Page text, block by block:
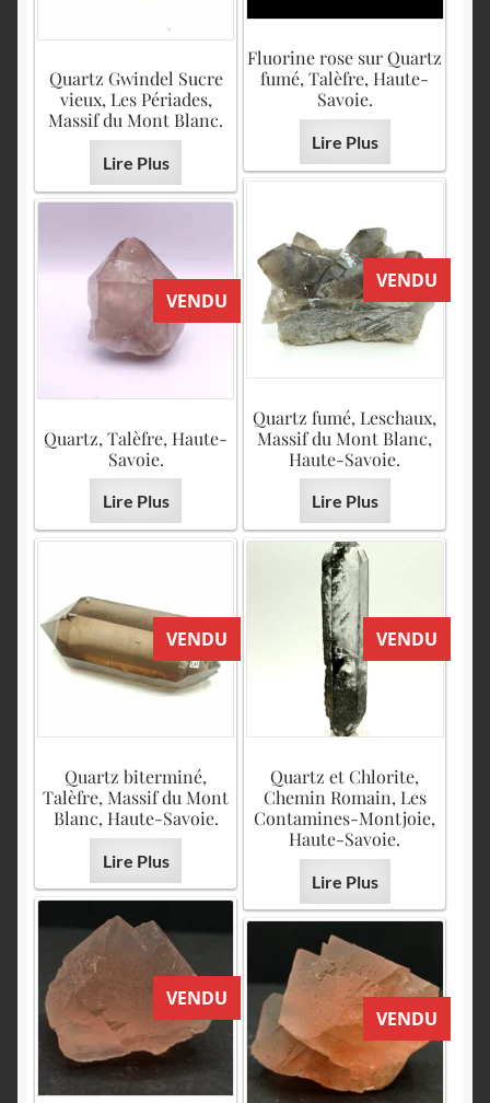
Fluorine rose sur Quartz
fumé, Talèfre, Haute-
Savoie.
Lire Plus
Quartz Gwindel Sucre
vieux, Les Périades,
Massif du Mont Blanc.
Lire Plus
VENDU
Quartz fumé, Leschaux,
Massif du Mont Blanc,
Haute-Savoie.
Lire Plus
VENDU
Quartz, Talèfre, Haute-
Savoie.
Lire Plus
VENDU
Quartz biterminé,
Talèfre, Massif du Mont
Blanc, Haute-Savoie.
Lire Plus
VENDU
Quartz et Chlorite,
Chemin Romain, Les
Contamines-Montjoie,
Haute-Savoie.
Lire Plus
VENDU
VENDU